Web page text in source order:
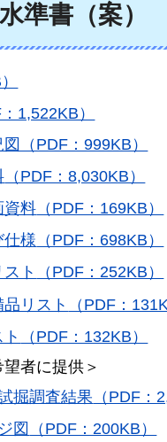
準書（案）
1,522KB）
（PDF：999KB）
（PDF：8,030KB）
資料 （PDF：169KB）
仕様 （PDF：698KB）
ト
（PDF：252KB）
リスト
（PDF：
（PDF：132KB）
者に提供＞
掘調査結果 （PDF：
図
（PDF：200KB）